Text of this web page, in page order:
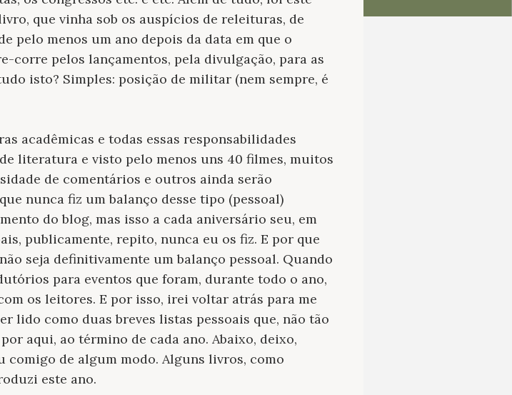
que vinha sob os auspícios de releituras, de
pelo menos um ano depois da data em que o
corre pelos lançamentos, pela divulgação, para as
isto? Simples: posição de militar (nem sempre, é
acadêmicas e todas essas responsabilidades
literatura e visto pelo menos uns 40 filmes, muitos
de comentários e outros ainda serão
nunca fiz um balanço desse tipo (pessoal)
do blog, mas isso a cada aniversário seu, em
publicamente, repito, nunca eu os fiz. E por que
seja definitivamente um balanço pessoal. Quando
para eventos que foram, durante todo o ano,
os leitores. E por isso, irei voltar atrás para me
lido como duas breves listas pessoais que, não tão
aqui, ao término de cada ano. Abaixo, deixo,
comigo de algum modo. Alguns livros, como
este ano.